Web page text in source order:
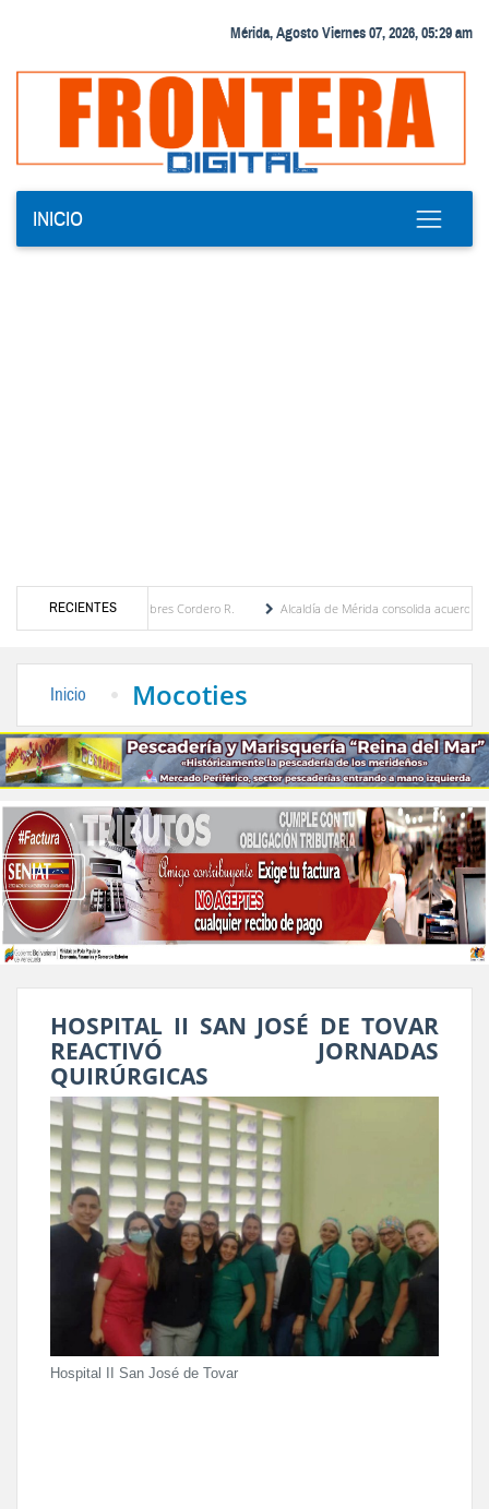
Mérida, Agosto Viernes 07, 2026, 05:29 am
INICIO
RECIENTES
María Eugenia Febres Cordero R.
Alcaldía de Mérida consolida acuerdos con
Inicio Mocoties
HOSPITAL II SAN JOSÉ DE TOVAR
REACTIVÓ JORNADAS
QUIRÚRGICAS
Hospital II San José de Tovar